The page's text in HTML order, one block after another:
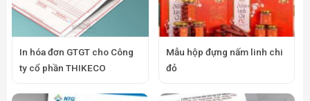
In hóa đơn GTGT cho Công
ty cổ phần THIKECO
Mẫu hộp đựng nấm linh chi
đỏ